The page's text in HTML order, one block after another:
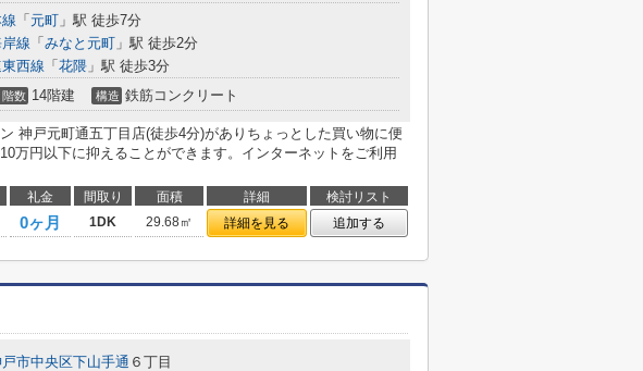
「 元町 」駅 徒歩7分
線 「 みなと元町 」駅 徒歩2分
西線 「 花隈 」駅 徒歩3分
階数 14階建 構造 鉄筋コンクリート
神戸元町通五丁目店(徒歩4分)がありちょっとした買い物に便
万円以下に抑えることができます。インターネットをご利用
礼金 間取り 面積 詳細
検討リスト
0ヶ月 1DK 29.68㎡ 詳細を見る 追加する
市中央区下山手通 ６丁目